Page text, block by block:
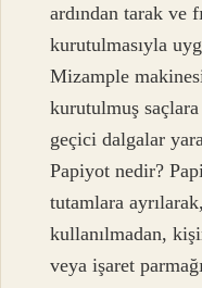
ardından tarak ve
kurutulmasıyla
Mizample
kurutulmuş saçlara
geçici dalgalar
Papiyot nedir?
tutamlara
kullanılmadan,
veya işaret